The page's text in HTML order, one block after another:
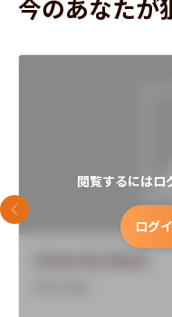
今のあなたが
閲覧するにはロ
ログ
前のスライド